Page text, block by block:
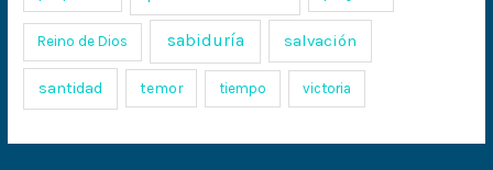
Reino de Dios sabiduría salvación
santidad temor tiempo victoria